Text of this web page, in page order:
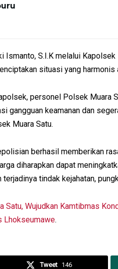
Ismanto, S.I.K melalui
situasi yang
personel Polsek Muara
gangguan keamanan dan
Muara Satu.
berhasil memberikan
diharapkan dapat
tindak kejahatan,
Wujudkan Kamtibmas
Lhokseumawe.
Tweet 146